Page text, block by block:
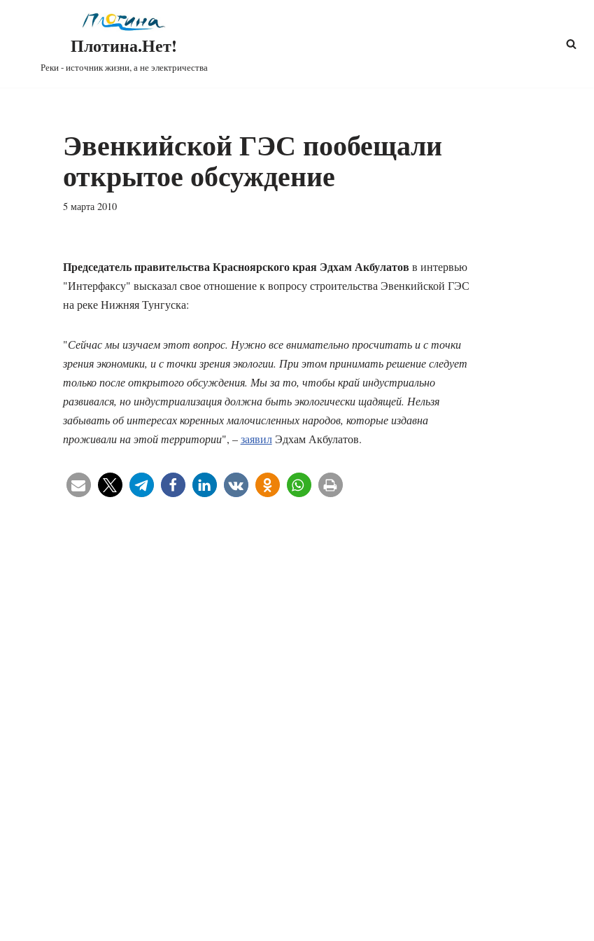
Плотина.Нет!
Реки - источник жизни, а не электричества
Эвенкийской ГЭС пообещали
открытое обсуждение
5 марта 2010
Председатель правительства Красноярского края Эдхам Акбулатов в интервью
"Интерфаксу" высказал свое отношение к вопросу строительства Эвенкийской ГЭС
на реке Нижняя Тунгуска:
"Сейчас мы изучаем этот вопрос. Нужно все внимательно просчитать и с точки
зрения экономики, и с точки зрения экологии. При этом принимать решение следует
только после открытого обсуждения. Мы за то, чтобы край индустриально
развивался, но индустриализация должна быть экологически щадящей. Нельзя
забывать об интересах коренных малочисленных народов, которые издавна
проживали на этой территории", –заявилЭдхам Акбулатов.